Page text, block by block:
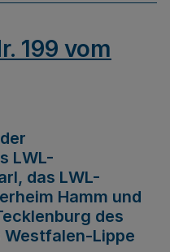
199 vom
LWL-
das LWL-
Hamm und
des
Lippe